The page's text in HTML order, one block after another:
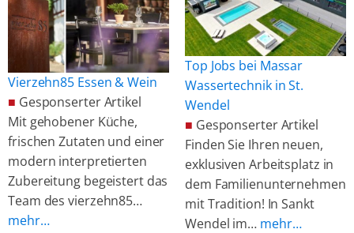
Vierzehn85 Essen & Wein
■ Gesponserter Artikel
Mit gehobener Küche,
frischen Zutaten und einer
modern interpretierten
Zubereitung begeistert das
Team des vierzehn85…
mehr…
Top Jobs bei Massar
Wassertechnik in St.
Wendel
■ Gesponserter Artikel
Finden Sie Ihren neuen,
exklusiven Arbeitsplatz in
dem Familienunternehmen
mit Tradition! In Sankt
Wendel im… mehr…